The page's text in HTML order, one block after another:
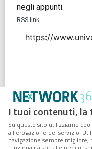
I tuoi contenuti, la
Su questo sito utilizziamo
all’erogazione del servizio.
navigazione sempre
negli appunti.
RSS link